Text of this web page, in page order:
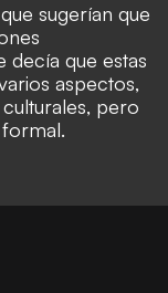
sugerían que
decía que estas
aspectos,
pero